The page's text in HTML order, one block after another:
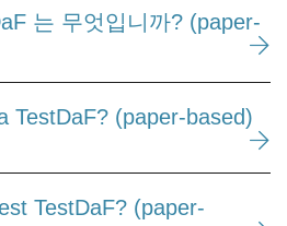
는 무엇입니까? (paper-
TestDaF? (paper-based)
TestDaF? (paper-